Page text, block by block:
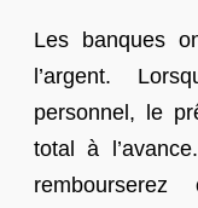
Les banques
l’argent.
personnel, le
total à